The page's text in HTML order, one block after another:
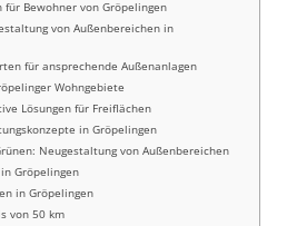
für Bewohner von Gröpelingen
von Außenbereichen in
für ansprechende Außenanlagen
Wohngebiete
Lösungen für Freiflächen
in Gröpelingen
Neugestaltung von Außenbereichen
Gröpelingen
in Gröpelingen
von 50 km